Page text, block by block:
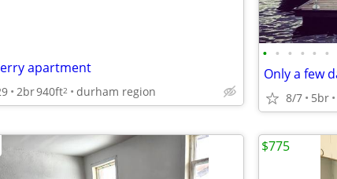
apartment
2br940ft2 durham region
• • • • • •
8/7 5br
$775